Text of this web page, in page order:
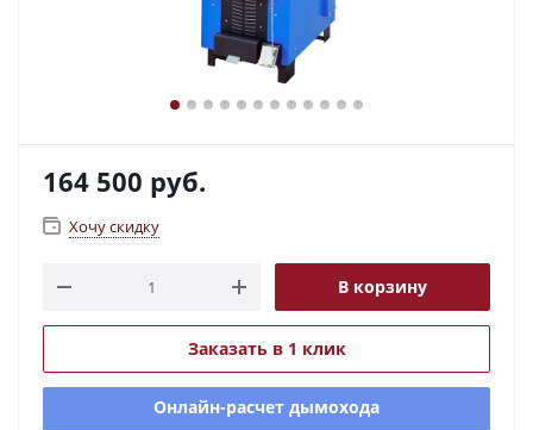
164 500 руб.
Хочу скидку
В корзину
Заказать в 1 клик
Онлайн-расчет дымохода